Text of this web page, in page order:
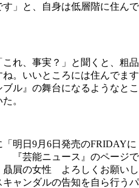
」と、自身は低層階に住んで
れ、事実？」と聞くと、粗品
。いいところには住んでます
ル』の舞台になるようなとこ
。
明日9月6日発売のFRIDAYに
『芸能ニュース』のページで
屓の女性 よろしくお願いし
ャンダルの告知を自ら行うパ